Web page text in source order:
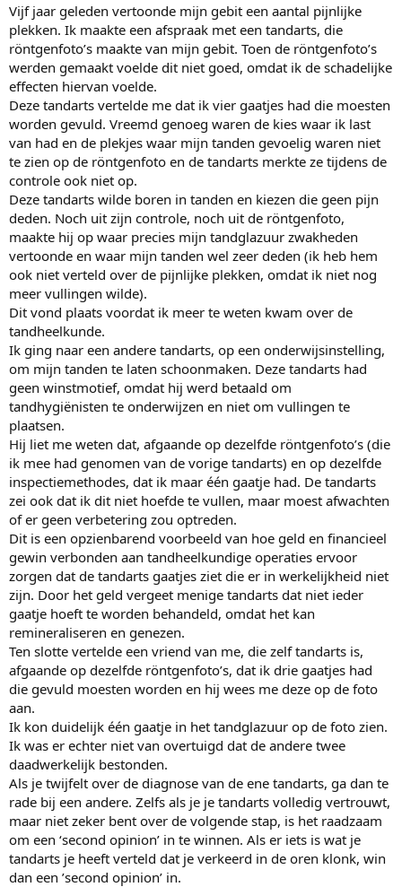
Vijf jaar geleden vertoonde mijn gebit een aantal pijnlijke
plekken. Ik maakte een afspraak met een tandarts, die
röntgenfoto’s maakte van mijn gebit. Toen de röntgenfoto’s
werden gemaakt voelde dit niet goed, omdat ik de schadelijke
effecten hiervan voelde.
Deze tandarts vertelde me dat ik vier gaatjes had die moesten
worden gevuld. Vreemd genoeg waren de kies waar ik last
van had en de plekjes waar mijn tanden gevoelig waren niet
te zien op de röntgenfoto en de tandarts merkte ze tijdens de
controle ook niet op.
Deze tandarts wilde boren in tanden en kiezen die geen pijn
deden. Noch uit zijn controle, noch uit de röntgenfoto,
maakte hij op waar precies mijn tandglazuur zwakheden
vertoonde en waar mijn tanden wel zeer deden (ik heb hem
ook niet verteld over de pijnlijke plekken, omdat ik niet nog
meer vullingen wilde).
Dit vond plaats voordat ik meer te weten kwam over de
tandheelkunde.
Ik ging naar een andere tandarts, op een onderwijsinstelling,
om mijn tanden te laten schoonmaken. Deze tandarts had
geen winstmotief, omdat hij werd betaald om
tandhygiënisten te onderwijzen en niet om vullingen te
plaatsen.
Hij liet me weten dat, afgaande op dezelfde röntgenfoto’s (die
ik mee had genomen van de vorige tandarts) en op dezelfde
inspectiemethodes, dat ik maar één gaatje had. De tandarts
zei ook dat ik dit niet hoefde te vullen, maar moest afwachten
of er geen verbetering zou optreden.
Dit is een opzienbarend voorbeeld van hoe geld en financieel
gewin verbonden aan tandheelkundige operaties ervoor
zorgen dat de tandarts gaatjes ziet die er in werkelijkheid niet
zijn. Door het geld vergeet menige tandarts dat niet ieder
gaatje hoeft te worden behandeld, omdat het kan
remineraliseren en genezen.
Ten slotte vertelde een vriend van me, die zelf tandarts is,
afgaande op dezelfde röntgenfoto’s, dat ik drie gaatjes had
die gevuld moesten worden en hij wees me deze op de foto
aan.
Ik kon duidelijk één gaatje in het tandglazuur op de foto zien.
Ik was er echter niet van overtuigd dat de andere twee
daadwerkelijk bestonden.
Als je twijfelt over de diagnose van de ene tandarts, ga dan te
rade bij een andere. Zelfs als je je tandarts volledig vertrouwt,
maar niet zeker bent over de volgende stap, is het raadzaam
om een ‘second opinion’ in te winnen. Als er iets is wat je
tandarts je heeft verteld dat je verkeerd in de oren klonk, win
dan een ’second opinion’ in.